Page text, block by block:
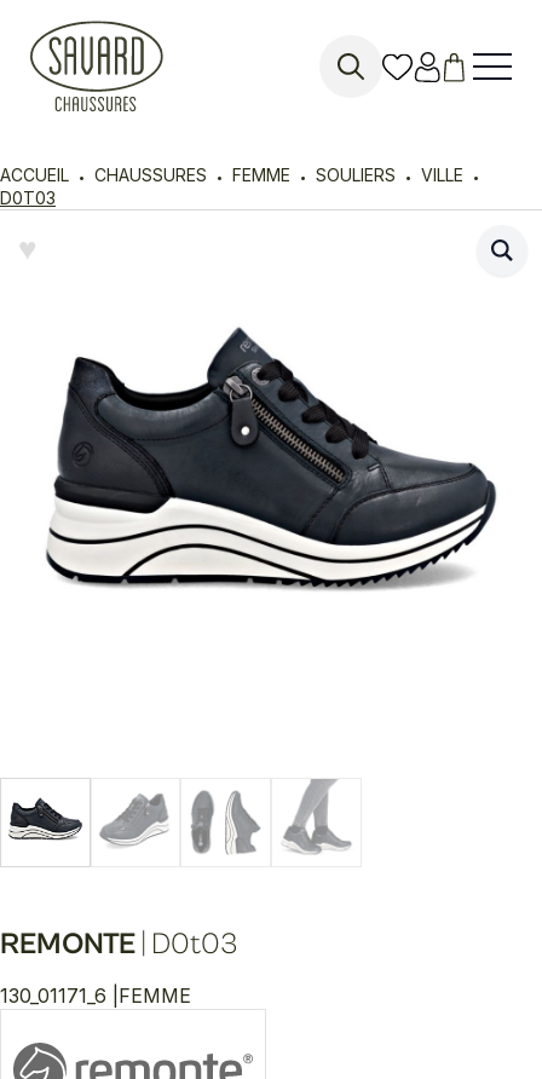
ACCUEIL CHAUSSURES FEMME SOULIERS
VILLE
D0T03
♥︎
REMONTE D0t03
130_01171_6 | FEMME